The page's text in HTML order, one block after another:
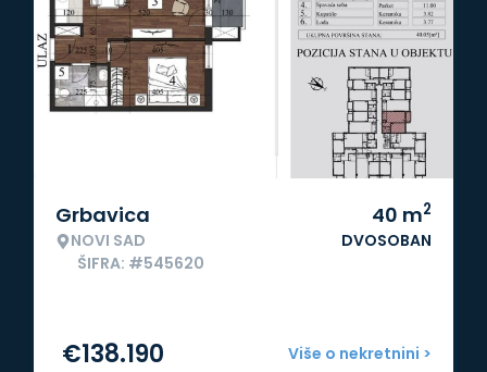
Grbavica
NOVI SAD
ŠIFRA: #545620
40 m2
DVOSOBAN
Više o nekretnini >
€138.190